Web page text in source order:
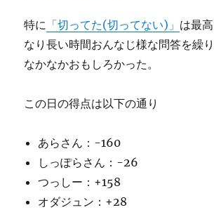
特に 「切ってた(切ってない)」 は最
なり長い時間おんなじ様な問答を繰
なかなかおもしろかった。
この日の得点は以下の通り
あらさん：-160
しっぽらさん：-26
つっしー：+158
オダジュン：+28